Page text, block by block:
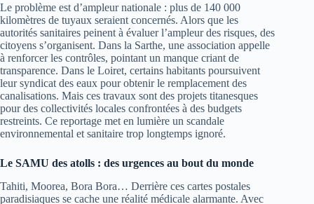
Le problème est d’ampleur nationale : plus de 140 000
kilomètres de tuyaux seraient concernés. Alors que les
autorités sanitaires peinent à évaluer l’ampleur des risques, des
citoyens s’organisent. Dans la Sarthe, une association appelle
à renforcer les contrôles, pointant un manque criant de
transparence. Dans le Loiret, certains habitants poursuivent
leur syndicat des eaux pour obtenir le remplacement des
canalisations. Mais ces travaux sont des projets titanesques
pour des collectivités locales confrontées à des budgets
restreints. Ce reportage met en lumière un scandale
environnemental et sanitaire trop longtemps ignoré.
Le SAMU des atolls : des urgences au bout du monde
Tahiti, Moorea, Bora Bora… Derrière ces cartes postales
paradisiaques se cache une réalité médicale alarmante. Avec